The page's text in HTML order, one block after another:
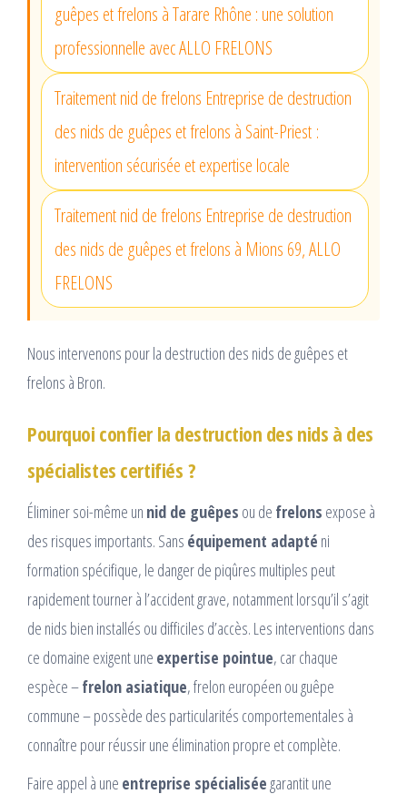
guêpes et frelons à Tarare Rhône : une solution
professionnelle avec ALLO FRELONS
Traitement nid de frelons Entreprise de destruction
des nids de guêpes et frelons à Saint-Priest :
intervention sécurisée et expertise locale
Traitement nid de frelons Entreprise de destruction
des nids de guêpes et frelons à Mions 69, ALLO
FRELONS
Nous intervenons pour la destruction des nids de guêpes et
frelons à Bron.
Pourquoi confier la destruction des nids à des
spécialistes certifiés ?
Éliminer soi-même un nid de guêpes ou de frelons expose à
des risques importants. Sans équipement adapté ni
formation spécifique, le danger de piqûres multiples peut
rapidement tourner à l’accident grave, notamment lorsqu’il s’agit
de nids bien installés ou difficiles d’accès. Les interventions dans
ce domaine exigent une expertise pointue, car chaque
espèce –frelon asiatique, frelon européen ou guêpe
commune – possède des particularités comportementales à
connaître pour réussir une élimination propre et complète.
Faire appel à une entreprise spécialiséegarantit une